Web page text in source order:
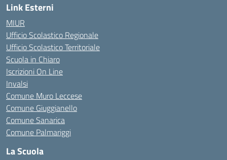
Link Esterni
MIUR
Ufficio Scolastico Regionale
Ufficio Scolastico Territoriale
Scuola in Chiaro
Iscrizioni On Line
Invalsi
Comune Muro Leccese
Comune Giuggianello
Comune Sanarica
Comune Palmariggi
La Scuola